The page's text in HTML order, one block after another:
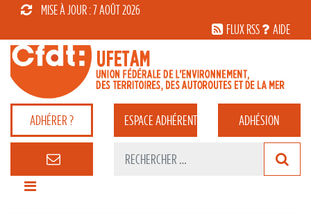
MISE À JOUR : 7 AOÛT 2026
FLUX RSS
AIDE
ADHÉRER ? ESPACEADHÉRENT ADHÉSION